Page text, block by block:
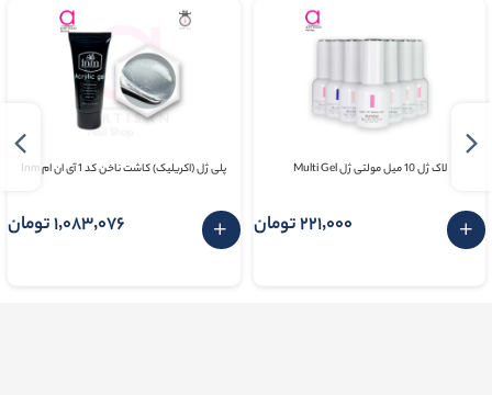
لاک ژل 10 میل مولتی ژل Multi Gel
221٬000 تومان
پلی ژل (اکریلیک) کاشت ناخن کد 1 آی ان ام Inm
1٬083٬076 تومان